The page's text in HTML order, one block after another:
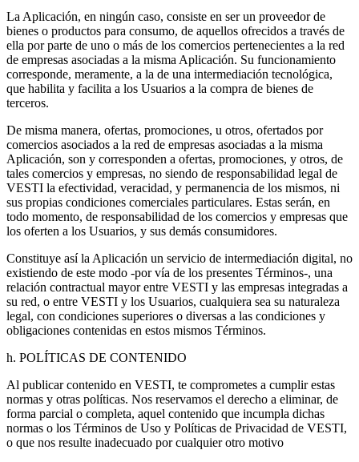
La Aplicación, en ningún caso, consiste en ser un proveedor de
bienes o productos para consumo, de aquellos ofrecidos a través de
ella por parte de uno o más de los comercios pertenecientes a la red
de empresas asociadas a la misma Aplicación. Su funcionamiento
corresponde, meramente, a la de una intermediación tecnológica,
que habilita y facilita a los Usuarios a la compra de bienes de
terceros.
De misma manera, ofertas, promociones, u otros, ofertados por
comercios asociados a la red de empresas asociadas a la misma
Aplicación, son y corresponden a ofertas, promociones, y otros, de
tales comercios y empresas, no siendo de responsabilidad legal de
VESTI la efectividad, veracidad, y permanencia de los mismos, ni
sus propias condiciones comerciales particulares. Estas serán, en
todo momento, de responsabilidad de los comercios y empresas que
los oferten a los Usuarios, y sus demás consumidores.
Constituye así la Aplicación un servicio de intermediación digital, no
existiendo de este modo -por vía de los presentes Términos-, una
relación contractual mayor entre VESTI y las empresas integradas a
su red, o entre VESTI y los Usuarios, cualquiera sea su naturaleza
legal, con condiciones superiores o diversas a las condiciones y
obligaciones contenidas en estos mismos Términos.
h. POLÍTICAS DE CONTENIDO
Al publicar contenido en VESTI, te comprometes a cumplir estas
normas y otras políticas. Nos reservamos el derecho a eliminar, de
forma parcial o completa, aquel contenido que incumpla dichas
normas o los Términos de Uso y Políticas de Privacidad de VESTI,
o que nos resulte inadecuado por cualquier otro motivo